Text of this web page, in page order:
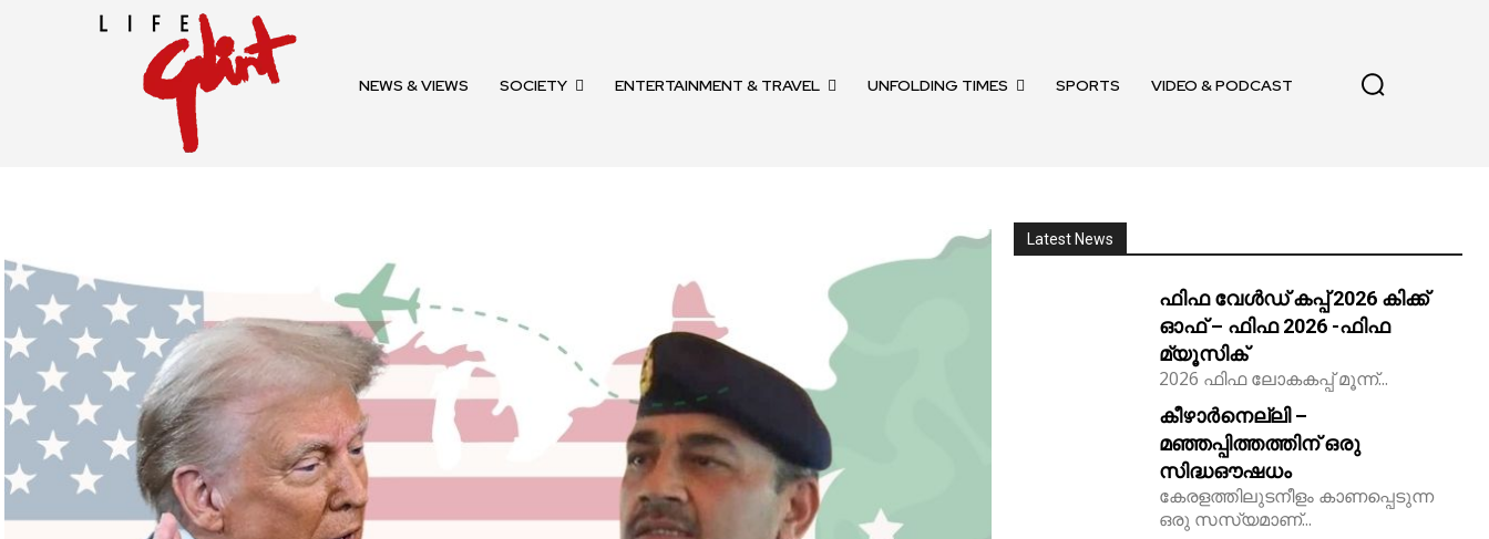
NEWS & VIEWS SOCIETY ENTERTAINMENT & TRAVEL UNFOLDING TIMES SPORTS VIDEO & PODCAST
Latest News
ഫിഫ വേൾഡ് കപ്പ് 2026 കിക്ക്‌
ഓഫ് – ഫിഫ 2026 -ഫിഫ
മ്യൂസിക്
2026 ഫിഫ ലോകകപ്പ് മൂന്ന്...
കീഴാർനെല്ലി –
മഞ്ഞപ്പിത്തത്തിന് ഒരു
സിദ്ധഔഷധം
കേരളത്തിലുടനീളം കാണപ്പെടുന്ന
ഒരു സസ്യമാണ്...